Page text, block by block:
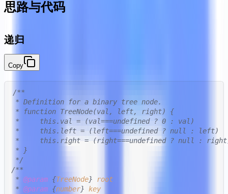
思路与代码
递归
Copy
/**
* Definition for a binary tree node.
* function TreeNode(val, left, right) {
*     this.val = (val===undefined ? 0 : val)
*     this.left = (left===undefined ? null : left)
*     this.right = (right===undefined ? null :
* }
*/
/**
* @param {TreeNode} root
* @param {number} key